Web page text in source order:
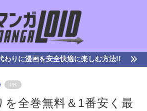
わりに漫画を安全快適に楽しむ方法!!
PR
を全巻無料＆1番安く最